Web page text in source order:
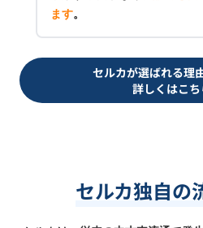
ます。
セルカが選ばれる理
詳しくはこち
セルカ独自の